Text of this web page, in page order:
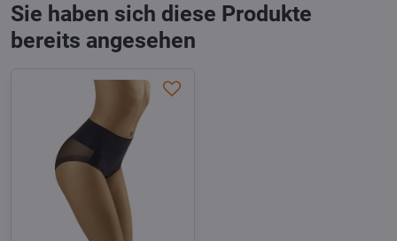
Sie haben sich diese Produkte
bereits angesehen